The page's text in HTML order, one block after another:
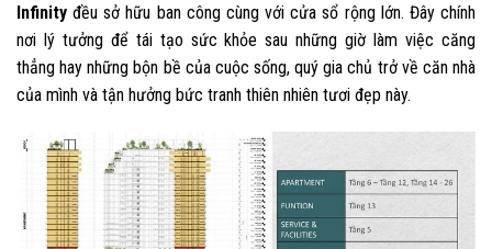
Infinity đều sở hữu ban công cùng với cửa sổ rộng lớn. Đây chính
nơi lý tưởng để tái tạo sức khỏe sau những giờ làm việc căng
thẳng hay những bộn bề của cuộc sống, quý gia chủ trở về căn nhà
của mình và tận hưởng bức tranh thiên nhiên tươi đẹp này.